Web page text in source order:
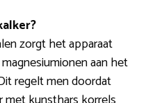
zorgt het apparaat
aan het
regelt men doordat